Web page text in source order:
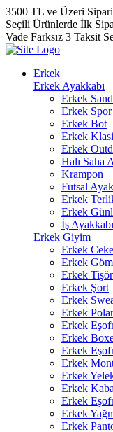
3500 TL ve Üzeri
Seçili Ürünlerde İlk
Vade Farksız 3 Taksit
Erkek
Erkek Ayakkabı
Erkek
Erkek Spor
Erkek Bot
Erkek
Erkek
Halı Saha
Krampon
Futsal
Erkek
Erkek
İş
Erkek Giyim
Erkek
Erkek
Erkek
Erkek Şort
Erkek
Erkek Polar
Erkek
Erkek
Erkek
Erkek
Erkek
Erkek
Erkek
Erkek
Erkek